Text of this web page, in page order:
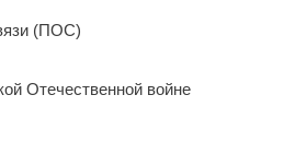
(ПОС)
Отечественной войне